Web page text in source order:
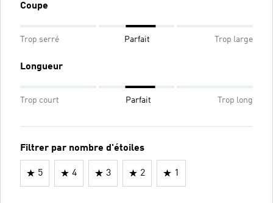
Coupe
Trop serré Parfait Trop large
Longueur
Trop court Parfait Trop long
Filtrer par nombre d'étoiles
5 4 3 2 1